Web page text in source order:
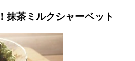
抹茶ミルクシャーベット